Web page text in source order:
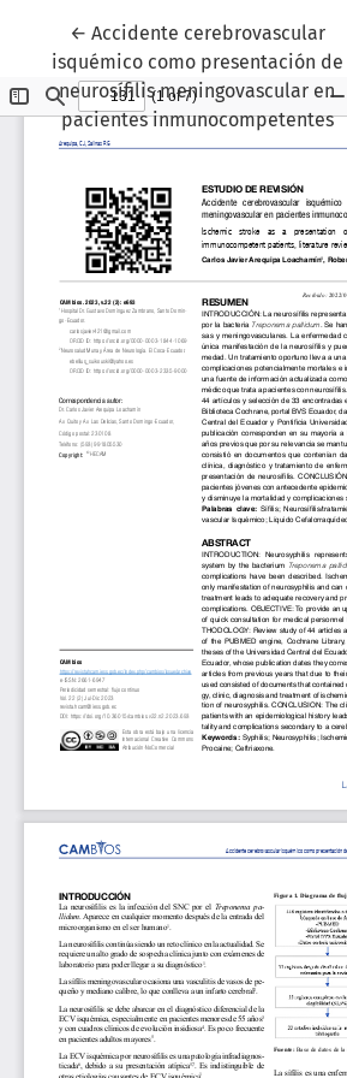
← Volver a los detalles del
Accidente cerebrovascular
isquémico como presentación de
neurosífilis meningovascular en
pacientes inmunocompetentes